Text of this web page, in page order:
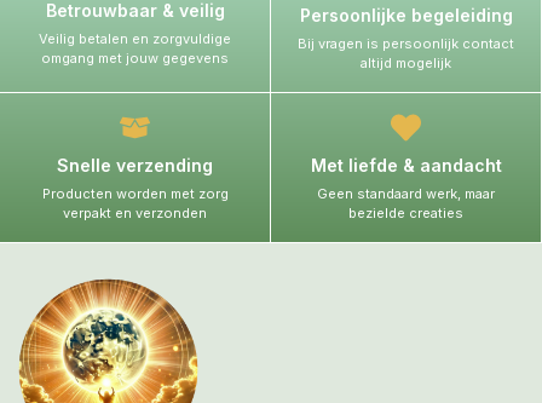
Betrouwbaar & veilig
Veilig betalen en zorgvuldige
omgang met jouw gegevens
Persoonlijke begeleiding
Bij vragen is persoonlijk contact
altijd mogelijk
Snelle verzending
Producten worden met zorg
verpakt en verzonden
Met liefde & aandacht
Geen standaard werk, maar
bezielde creaties